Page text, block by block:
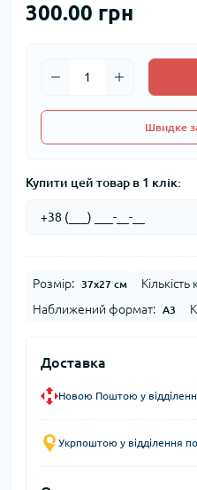
300.00 грн
Швидке
Купити цей товар в 1 клік:
Розмір: 37x27 см
Наближений формат: А3
Доставка
Новою Поштою у
Укрпоштою у відділення по